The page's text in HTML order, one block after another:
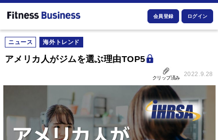
会員登録 ログイン
ニュース 海外トレンド
アメリカ人がジムを選ぶ理由TOP5
クリップ済み
2022.9.28